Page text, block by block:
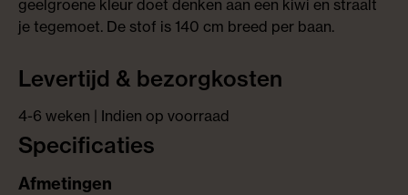
geelgroene kleur doet denken aan een kiwi en straalt
je tegemoet. De stof is 140 cm breed per baan.
Levertijd & bezorgkosten
4-6 weken | Indien op voorraad
Specificaties